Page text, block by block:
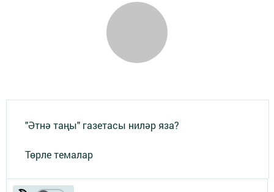
"Әтнә таңы" газетасы ниләр яза?
Төрле темалар